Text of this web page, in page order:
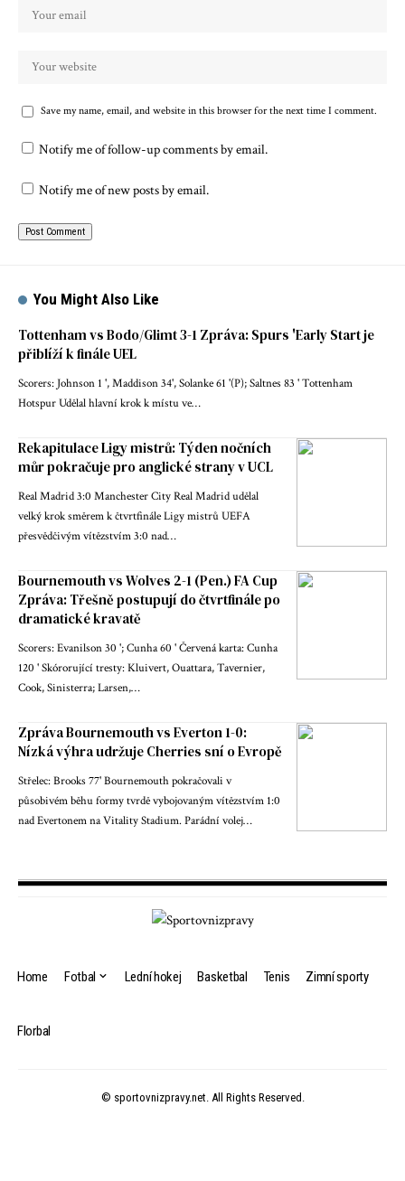
Save my name, email, and website in this browser for the next time I comment.
Notify me of follow-up comments by email.
Notify me of new posts by email.
You Might Also Like
Tottenham vs Bodo/Glimt 3-1 Zpráva: Spurs 'Early Start je
přiblíží k finále UEL
Scorers: Johnson 1 ', Maddison 34', Solanke 61 '(P); Saltnes 83 ' Tottenham
Hotspur Udělal hlavní krok k místu ve…
Rekapitulace Ligy mistrů: Týden nočních
můr pokračuje pro anglické strany v UCL
Real Madrid 3:0 Manchester City Real Madrid udělal
velký krok směrem k čtvrtfinále Ligy mistrů UEFA
přesvědčivým vítězstvím 3:0 nad…
Bournemouth vs Wolves 2-1 (Pen.) FA Cup
Zpráva: Třešně postupují do čtvrtfinále po
dramatické kravatě
Scorers: Evanilson 30 '; Cunha 60 ' Červená karta: Cunha
120 ' Skórorující tresty: Kluivert, Ouattara, Tavernier,
Cook, Sinisterra; Larsen,…
Zpráva Bournemouth vs Everton 1-0:
Nízká výhra udržuje Cherries sní o Evropě
Střelec: Brooks 77' Bournemouth pokračovali v
působivém běhu formy tvrdě vybojovaným vítězstvím 1:0
nad Evertonem na Vitality Stadium. Parádní volej…
Home Fotbal Lední hokej Basketbal Tenis Zimní sporty
Florbal
© sportovnizpravy.net. All Rights Reserved.